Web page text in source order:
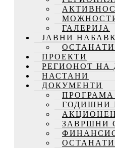
ГАЛЕРИЈА
ЈАВНИ
ОСТАНАТИ
ПРОЕКТИ
РЕГИОНОТ НА
НАСТАНИ
ДОКУМЕНТИ
ПРОГРАМА
ГОДИШНИ
ЗАВРШНИ
ОСТАНАТИ